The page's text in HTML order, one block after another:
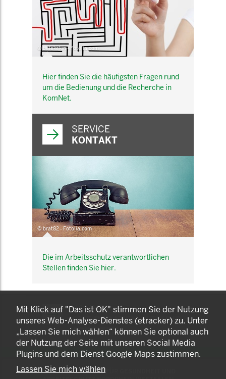
© belekekin - Fotolia.com
Hier finden Sie die häufigsten Fragen rund
um die Bedienung und die Recherche in
KomNet.
SERVICE
KONTAKT
© brat82 - Fotolia.com
Die im Arbeitsschutz verantwortlichen
Stellen finden Sie hier.
KOMNET
GUT BERATEN. GESUND
ARBEITEN.
© 2025 LANDESAMT FÜR GESUNDHEIT UND
Mit Klick auf "Das ist OK" stimmen Sie der Nutzung
unseres Web-Analyse-Dienstes (etracker) zu. Unter
„Lassen Sie mich wählen“ können Sie optional auch
der Nutzung der Seite mit unseren Social Media
Plugins und dem Dienst Google Maps zustimmen.
Lassen Sie mich wählen